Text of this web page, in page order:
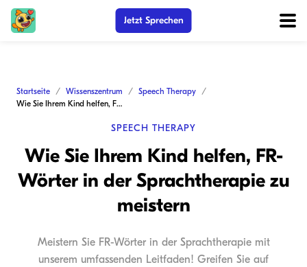
Jetzt Sprechen
Startseite Wissenszentrum
Speech Therapy
Wie Sie Ihrem Kind helfen, FR-Wörter in der Sprachtherapie zu meistern
SPEECH THERAPY
Wie Sie Ihrem Kind helfen, FR-
Wörter in der Sprachtherapie zu
meistern
Meistern Sie FR-Wörter in der Sprachtherapie mit
unserem umfassenden Leitfaden! Greifen Sie auf